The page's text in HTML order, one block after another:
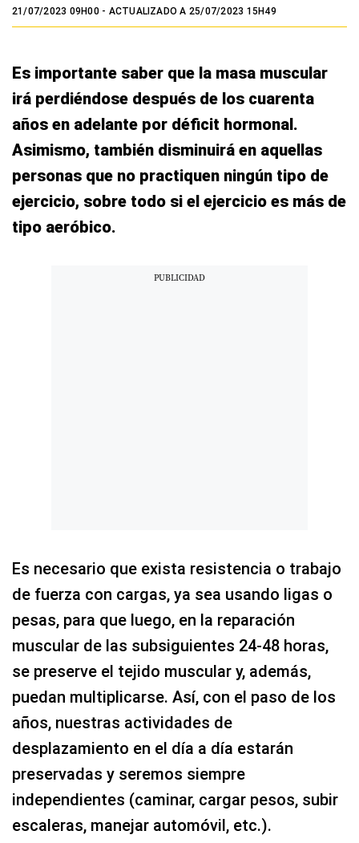
21/07/2023 09H00- ACTUALIZADO A 25/07/2023 15H49
Es importante saber que la masa muscular
irá perdiéndose después de los cuarenta
años en adelante por déficit hormonal.
Asimismo, también disminuirá en aquellas
personas que no practiquen ningún tipo de
ejercicio, sobre todo si el ejercicio es más de
tipo aeróbico.
Es necesario que exista resistencia o trabajo
de fuerza con cargas, ya sea usando ligas o
pesas, para que luego, en la reparación
muscular de las subsiguientes 24-48 horas,
se preserve el tejido muscular y, además,
puedan multiplicarse. Así, con el paso de los
años, nuestras actividades de
desplazamiento en el día a día estarán
preservadas y seremos siempre
independientes (caminar, cargar pesos, subir
escaleras, manejar automóvil, etc.).